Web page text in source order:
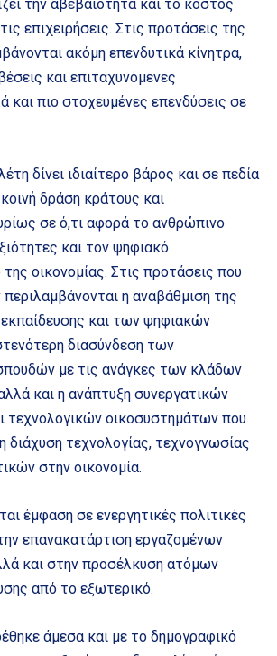
την αβεβαιότητα και το κόστος
επιχειρήσεις. Στις προτάσεις της
ακόμη επενδυτικά κίνητρα,
και επιταχυνόμενες
και πιο στοχευμένες επενδύσεις σε
δίνει ιδιαίτερο βάρος και σε πεδία
δράση κράτους και
σε ό,τι αφορά το ανθρώπινο
και τον ψηφιακό
οικονομίας. Στις προτάσεις που
η αναβάθμιση της
και των ψηφιακών
διασύνδεση των
με τις ανάγκες των κλάδων
και η ανάπτυξη συνεργατικών
τεχνολογικών οικοσυστημάτων που
διάχυση τεχνολογίας, τεχνογνωσίας
στην οικονομία.
έμφαση σε ενεργητικές πολιτικές
επανακατάρτιση εργαζομένων
και στην προσέλκυση ατόμων
από το εξωτερικό.
άμεσα και με το δημογραφικό